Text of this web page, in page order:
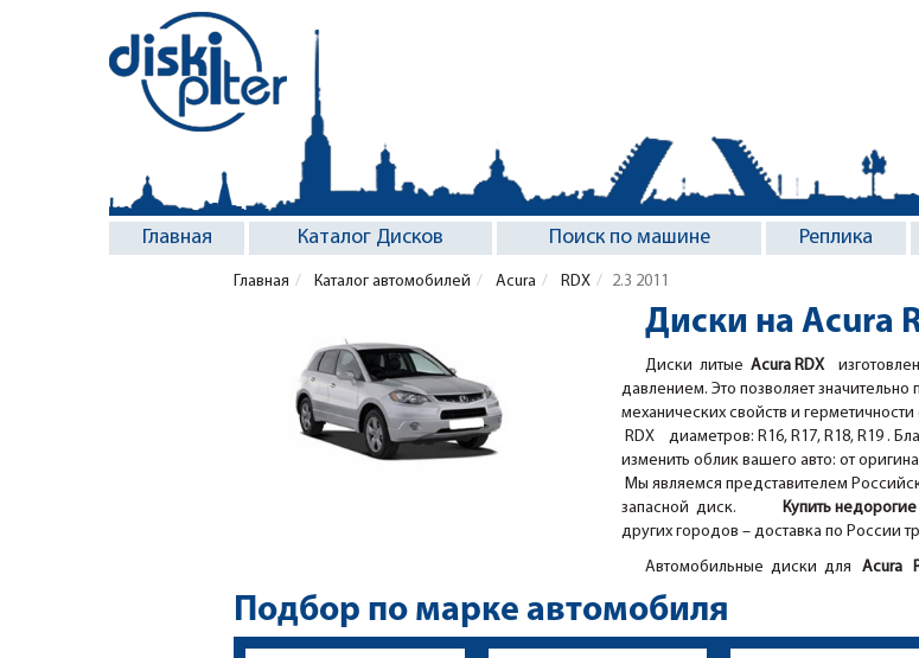
Главная Каталог Дисков Поиск по машине Реплика
Главная Каталог автомобилей Acura RDX 2.3 2011
Диски на Acura
Диски литые Acura RDX
давлением. Это позволяет
механических свойств и
RDX диаметров: R16, R17, R18, R19 .
изменить облик вашего авто: от
Мы являемся представителем
запасной диск. Купить недорогие
других городов – доставка по России
Автомобильные диски для
Acura
Подбор по марке автомобиля